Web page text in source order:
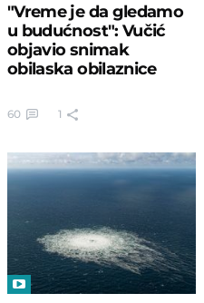
"Vreme je da gledamo
u budućnost": Vučić
objavio snimak
obilaska obilaznice
60 1